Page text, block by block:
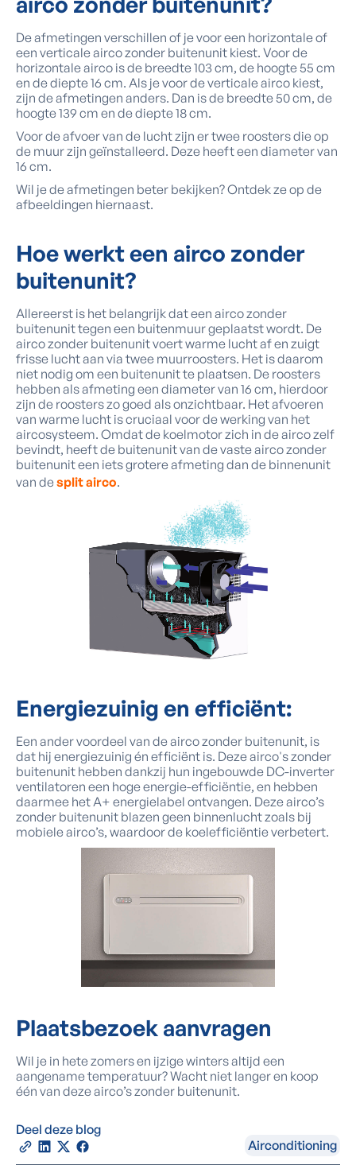
De afmetingen verschillen of je voor een horizontale of
een verticale airco zonder buitenunit kiest. Voor de
horizontale airco is de breedte 103 cm, de hoogte 55 cm
en de diepte 16 cm. Als je voor de verticale airco kiest,
zijn de afmetingen anders. Dan is de breedte 50 cm, de
hoogte 139 cm en de diepte 18 cm.
Voor de afvoer van de lucht zijn er twee roosters die op
de muur zijn geïnstalleerd. Deze heeft een diameter van
16 cm.
Wil je de afmetingen beter bekijken? Ontdek ze op de
afbeeldingen hiernaast.
Hoewerkteen airco zonder
buitenunit?
Allereerst is het belangrijk dat een airco zonder
buitenunit tegen een buitenmuur geplaatst wordt. De
airco zonder buitenunit voert warme lucht af en zuigt
frisse lucht aan via twee muurroosters. Het is daarom
niet nodig om een buitenunit te plaatsen. De roosters
hebben als afmeting een diameter van 16 cm, hierdoor
zijn de roosters zo goed als onzichtbaar. Het afvoeren
van warme lucht is cruciaal voor de werking van het
aircosysteem. Omdat de koelmotor zich in de airco zelf
bevindt, heeft de buitenunit van de vaste airco zonder
buitenunit een iets grotere afmeting dan de binnenunit
van desplit airco.
Energiezuinig en efficiënt:
Een ander voordeel van de airco zonder buitenunit, is
dat hij energiezuinig én efficiënt is. Deze airco's zonder
buitenunit hebben dankzij hun ingebouwde DC-inverter
ventilatoren een hoge energie-efficiëntie, en hebben
daarmee het A+ energielabel ontvangen. Deze airco’s
zonder buitenunit blazen geen binnenlucht zoals bij
mobiele airco’s, waardoor de koelefficiëntie verbetert.
Plaatsbezoek aanvragen
Wil je in hete zomers en ijzige winters altijd een
aangename temperatuur? Wacht niet langer en koop
één van deze airco’s zonder buitenunit.
Deel deze blog
Airconditioning